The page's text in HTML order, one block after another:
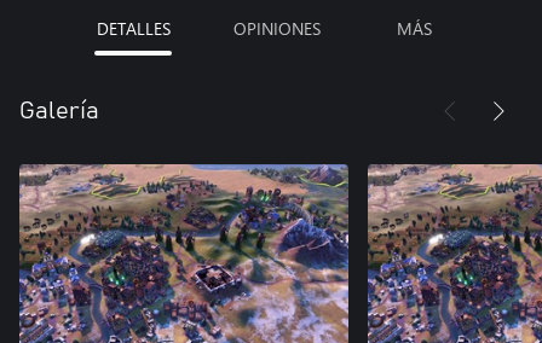
DETALLES OPINIONES MÁS
Galería